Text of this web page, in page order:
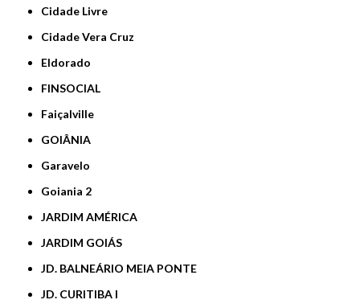
Cidade Livre
Cidade Vera Cruz
Eldorado
FINSOCIAL
Faiçalville
GOIÂNIA
Garavelo
Goiania 2
JARDIM AMÉRICA
JARDIM GOIÁS
JD. BALNEÁRIO MEIA PONTE
JD. CURITIBA I